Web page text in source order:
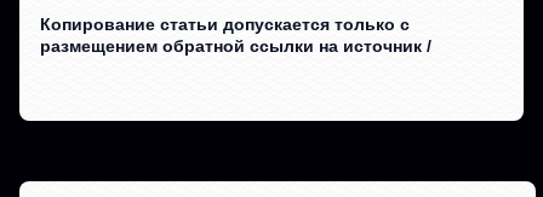
Копирование статьи допускается только с
размещением обратной ссылки на источник /